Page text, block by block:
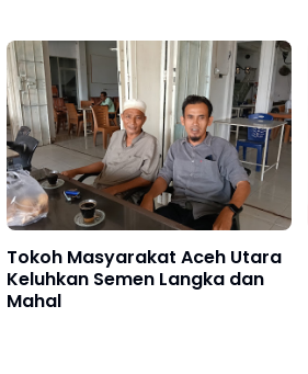
Tokoh Masyarakat Aceh Utara
Keluhkan Semen Langka dan
Mahal